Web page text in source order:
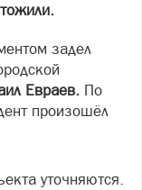
задел
Евраев. По
произошёл
уточняются.